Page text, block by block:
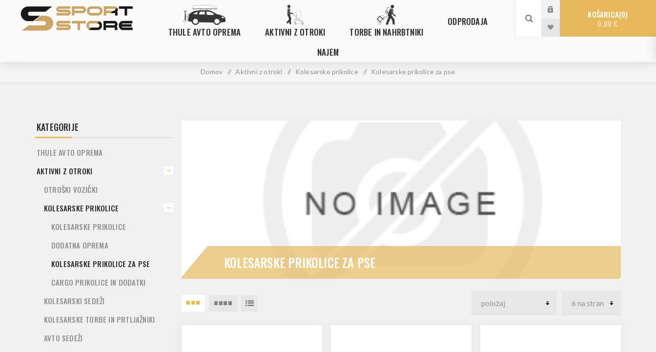
THULE AVTO OPREMA AKTIVNI Z OTROKI TORBE IN NAHRBTNIKI
ODPRODAJA
NAJEM
KOŠARICA 0
0,00 €
Domov / Aktivni z otroki / Kolesarske prikolice / Kolesarske prikolice za pse
KOLESARSKE PRIKOLICE ZA PSE
KATEGORIJE
THULE AVTO OPREMA
AKTIVNI Z OTROKI
OTROŠKI VOZIČKI
KOLESARSKE PRIKOLICE
KOLESARSKE PRIKOLICE
DODATNA OPREMA
KOLESARSKE PRIKOLICE ZA PSE
CARGO PRIKOLICE IN DODATKI
KOLESARSKI SEDEŽI
KOLESARSKE TORBE IN PRTLJAŽNIKI
AVTO SEDEŽI